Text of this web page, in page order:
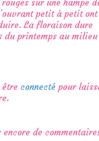
sur une hampe
petit à petit
La floraison dure
du printemps au milieu
être connecté pour
de